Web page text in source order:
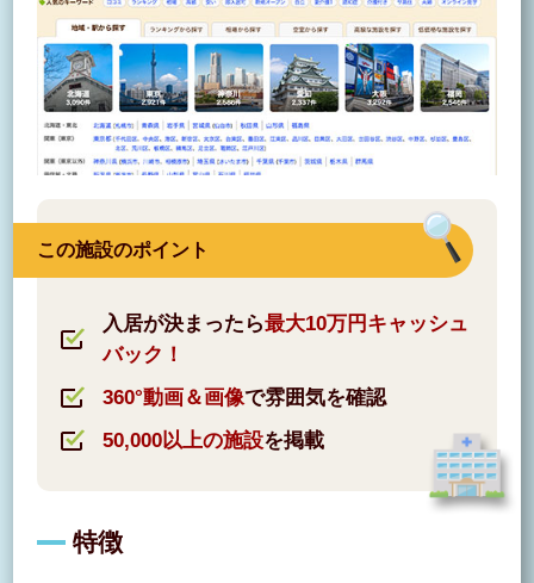
この施設のポイント
入居が決まったら最大10万円キャッシュ
バック！
360°動画＆画像で雰囲気を確認
50,000以上の施設を掲載
特徴